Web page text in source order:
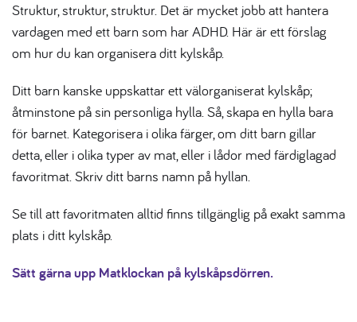
Struktur, struktur, struktur. Det är mycket jobb att hantera
vardagen med ett barn som har ADHD. Här är ett förslag
om hur du kan organisera ditt kylskåp.
Ditt barn kanske uppskattar ett välorganiserat kylskåp;
åtminstone på sin personliga hylla. Så, skapa en hylla bara
för barnet. Kategorisera i olika färger, om ditt barn gillar
detta, eller i olika typer av mat, eller i lådor med färdiglagad
favoritmat. Skriv ditt barns namn på hyllan.
Se till att favoritmaten alltid finns tillgänglig på exakt samma
plats i ditt kylskåp.
Sätt gärna upp Matklockan på kylskåpsdörren.